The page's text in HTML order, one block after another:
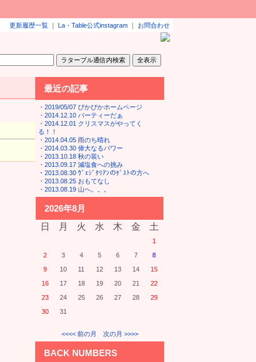
更新履歴一覧 ｜ La・Table公式instagram ｜ お問合わせ
最近の記事
・2019/05/07 ぴかぴかホームページ
・2014.12.10 パーティーだぁ
・2014.12.01 クリスマスがやってく
る！！
・2014.04.05 雨のち晴れ
・2014.03.30 偉大なるパワー
・2013.10.18 秋の装い
・2013.09.17 減塩食への挑み
・2013.08.30 ｳﾞｪｼﾞﾀﾘｱﾝのｹﾞｽﾄの方へ
・2013.08.25 おもてなし
・2013.08.19 山へ。。。
2026年8月
日
月 火 水 木 金 土
1
2
3 4 5 6 7
8
9
10 11 12 13 14
15
16
17 18 19 20 21
22
23
24 25 26 27 28
29
30
31
<<<< 前の月 次の月 >>>>
BACK NUMBERS